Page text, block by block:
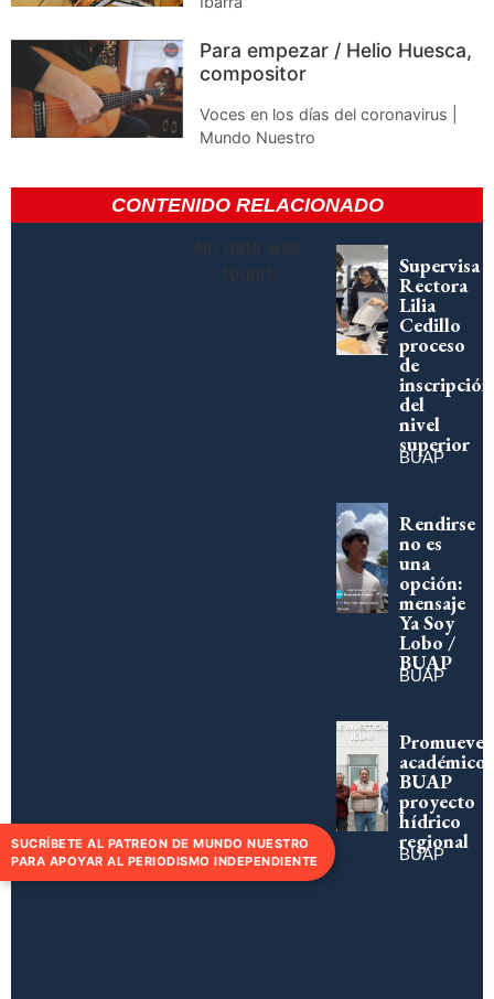
Para empezar / Helio Huesca,
compositor
Voces en los días del coronavirus |
Mundo Nuestro
CONTENIDO RELACIONADO
No data was
found
Supervisa
Rectora
Lilia
Cedillo
proceso
de
inscripción
del
nivel
superior
BUAP
Rendirse
no es
una
opción:
mensaje
Ya Soy
Lobo /
BUAP
BUAP
Promueve
académico
BUAP
proyecto
hídrico
regional
BUAP
SUCRÍBETE AL PATREON DE MUNDO NUESTRO
PARA APOYAR AL PERIODISMO INDEPENDIENTE